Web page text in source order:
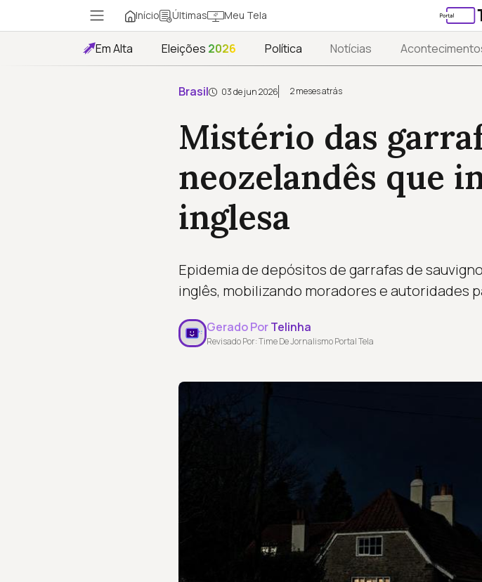
Início Últimas Meu Tela
Em Alta Eleições 2026 Política Notícias
Brasil 03 de jun 2026 2 meses atrás
Mistério das
neozelandês que
inglesa
Epidemia de depósitos de garrafas de
inglês, mobilizando moradores e autoridades
Gerado PorTelinha
Revisado Por: Time De Jornalismo Portal Tela